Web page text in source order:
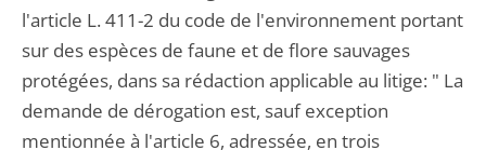
l'article L. 411-2 du code de l'environnement portant
sur des espèces de faune et de flore sauvages
protégées, dans sa rédaction applicable au litige: " La
demande de dérogation est, sauf exception
mentionnée à l'article 6, adressée, en trois